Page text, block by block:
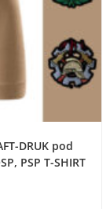
DRUK pod
PSP T-SHIRT